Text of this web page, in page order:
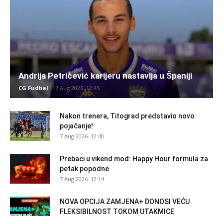
Andrija Petričević karijeru nastavlja u Španiji
CG Fudbal - 7 Aug 2026. 12:45
Nakon trenera, Titograd predstavio novo
pojačanje!
7 Aug 2026. 12:40
Prebaci u vikend mod: Happy Hour formula za
petak popodne
7 Aug 2026. 12:14
NOVA OPCIJA ZAMJENA+ DONOSI VEĆU
FLEKSIBILNOST TOKOM UTAKMICE